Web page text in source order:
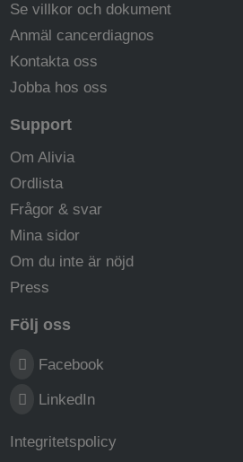
Se villkor och dokument
Anmäl cancerdiagnos
Kontakta oss
Jobba hos oss
Support
Om Alivia
Ordlista
Frågor & svar
Mina sidor
Om du inte är nöjd
Press
Följ oss
Facebook
LinkedIn
Integritetspolicy